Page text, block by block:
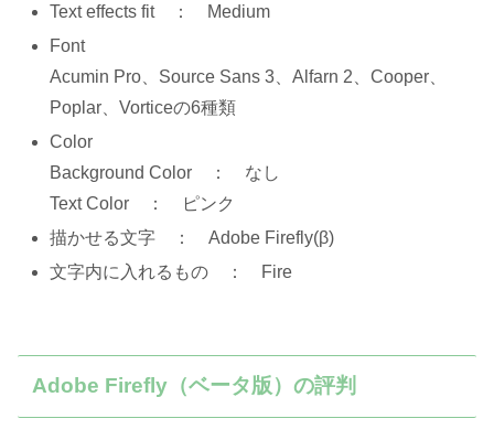
Text effects fit ： Medium
Font
Acumin Pro、Source Sans 3、Alfarn 2、Cooper、
Poplar、Vorticeの6種類
Color
Background Color ： なし
Text Color ： ピンク
描かせる文字 ： Adobe Firefly(β)
文字内に入れるもの ： Fire
Adobe Firefly（ベータ版）の評判